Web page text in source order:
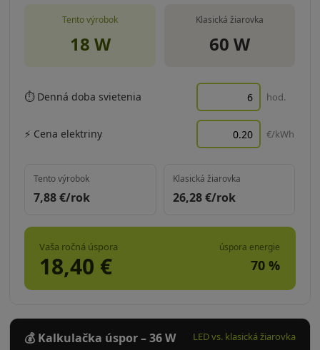
Tento výrobok
18 W
Klasická žiarovka
60 W
⏱ Denná doba svietenia hod.
⚡ Cena elektriny €/kWh
Tento výrobok
7,88€/rok
Klasická žiarovka
26,28€/rok
Vaša ročná úspora
18,40 €
úspora energie
70 %
💰 Kalkulačka úspor – 36 W LED vs. klasická žiarovka